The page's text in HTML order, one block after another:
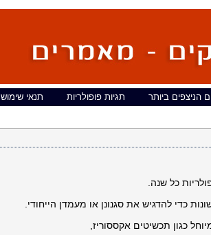
הניצפים ביותר תגיות פופולריות תנאי שימוש
כל שנה.
כדי להדגיש את סגנונן או מעמדן הייחודי.
כגון תכשיטים אקססוריז,